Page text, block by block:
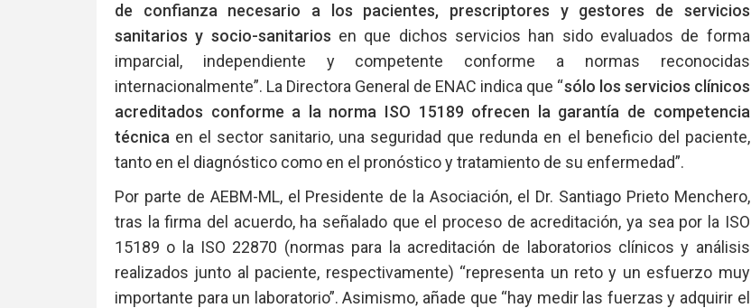
de confianza necesario a los pacientes, prescriptores y gestores de servicios
sanitarios y socio-sanitarios en que dichos servicios han sido evaluados de forma
imparcial, independiente y competente conforme a normas reconocidas
internacionalmente”. La Directora General de ENAC indica que “sólo los servicios clínicos
acreditados conforme a la norma ISO 15189 ofrecen la garantía de competencia
técnica en el sector sanitario, una seguridad que redunda en el beneficio del paciente,
tanto en el diagnóstico como en el pronóstico y tratamiento de su enfermedad”.
Por parte de AEBM-ML, el Presidente de la Asociación, el Dr. Santiago Prieto Menchero,
tras la firma del acuerdo, ha señalado que el proceso de acreditación, ya sea por la ISO
15189 o la ISO 22870 (normas para la acreditación de laboratorios clínicos y análisis
realizados junto al paciente, respectivamente) “representa un reto y un esfuerzo muy
importante para un laboratorio”. Asimismo, añade que “hay medir las fuerzas y adquirir el